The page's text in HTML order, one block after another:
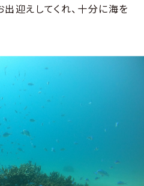
迎えしてくれ、十分に海を